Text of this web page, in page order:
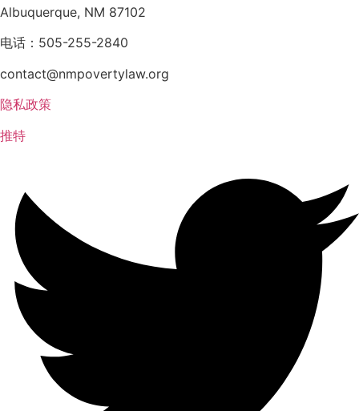
Albuquerque, NM 87102
电话：505-255-2840
contact@nmpovertylaw.org
隐私政策
推特